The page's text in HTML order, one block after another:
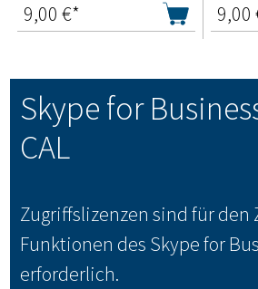
9,00 €* 9,00
Skype for
CAL
Zugriffslizenzen sind für den
Funktionen des Skype for
erforderlich.